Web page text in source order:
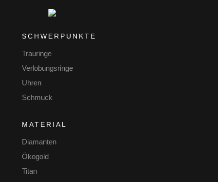
SCHWERPUNKTE
Trauringe
Verlobungsringe
Uhren
Schmuck
MATERIAL
Diamanten
Ökogold
Titan